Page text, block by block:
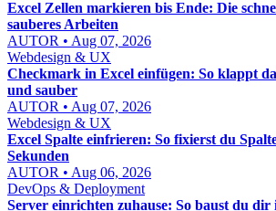
Excel Zellen markieren bis Ende: Die
sauberes Arbeiten
AUTOR • Aug 07, 2026
Webdesign & UX
Checkmark in Excel einfügen: So klappt
und sauber
AUTOR • Aug 07, 2026
Webdesign & UX
Excel Spalte einfrieren: So fixierst du
Sekunden
AUTOR • Aug 06, 2026
DevOps & Deployment
Server einrichten zuhause: So baust du dir